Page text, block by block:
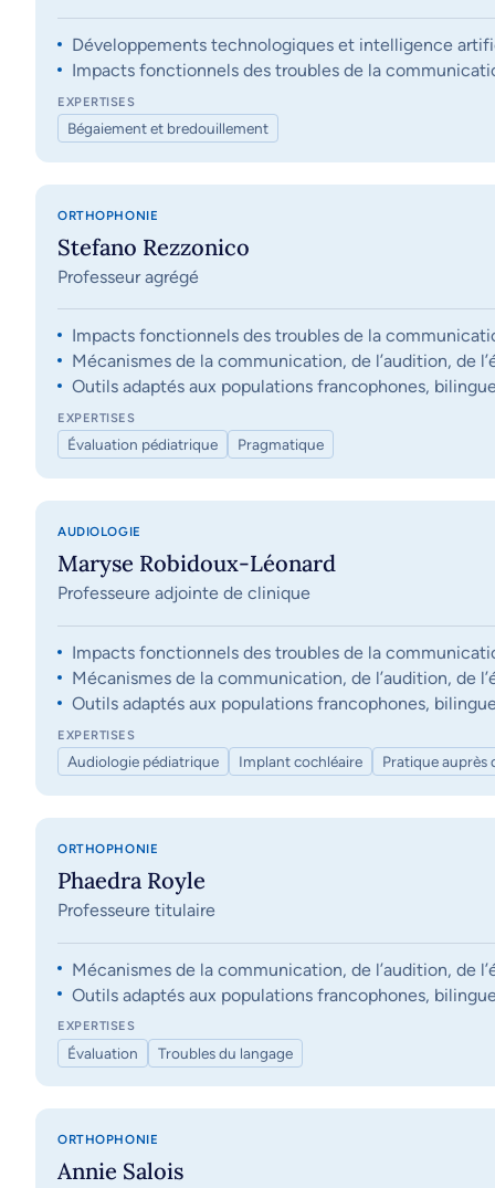
Développements technologiques et intelligence
Impacts fonctionnels des troubles de la
EXPERTISES
Bégaiement et bredouillement
ORTHOPHONIE
Stefano Rezzonico
Professeur agrégé
Impacts fonctionnels des troubles de la
Mécanismes de la communication, de l’audition, de
Outils adaptés aux populations francophones,
EXPERTISES
Évaluation pédiatrique Pragmatique
AUDIOLOGIE
Maryse Robidoux-Léonard
Professeure adjointe de clinique
Impacts fonctionnels des troubles de la
Mécanismes de la communication, de l’audition, de
Outils adaptés aux populations francophones,
EXPERTISES
Audiologie pédiatrique Implant cochléaire Pratique auprès
ORTHOPHONIE
Phaedra Royle
Professeure titulaire
Mécanismes de la communication, de l’audition, de
Outils adaptés aux populations francophones,
EXPERTISES
Évaluation Troubles du langage
ORTHOPHONIE
Annie Salois